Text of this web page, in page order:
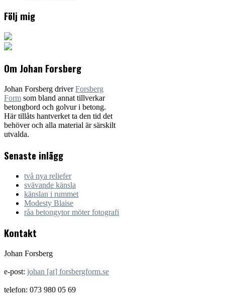
Följ mig
Om Johan Forsberg
Johan Forsberg driverForsberg
Form som bland annat tillverkar
betongbord och golvur i betong.
Här tillåts hantverket ta den tid det
behöver och alla material är särskilt
utvalda.
Senaste inlägg
två nya reliefer
svävande känsla
känslan i rummet
Modesty Blaise
råa betongytor möter fotografi
Kontakt
Johan Forsberg
e-post: johan [at] forsbergform.se
telefon: 073 980 05 69